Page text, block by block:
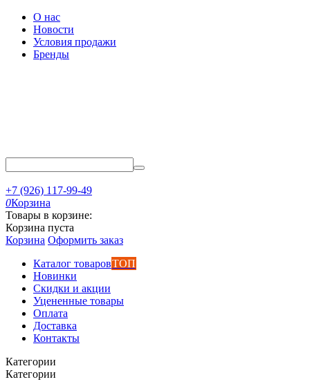
О нас
Новости
Условия продажи
Бренды
+7 (926) 117-99-49
0Корзина
Товары в корзине:
Корзина пуста
Корзина Оформить заказ
Каталог товаровТОП
Новинки
Скидки и акции
Уцененные товары
Оплата
Доставка
Контакты
Категории
Категории